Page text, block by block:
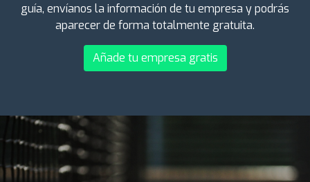
guía, envíanos la información de tu empresa y podrás
aparecer de forma totalmente gratuita.
Añade tu empresa gratis